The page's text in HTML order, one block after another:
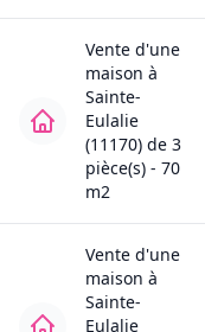
Vente d'une
maison à
Sainte-
Eulalie
(11170) de 3
pièce(s) - 70
m2
Vente d'une
maison à
Sainte-
Eulalie